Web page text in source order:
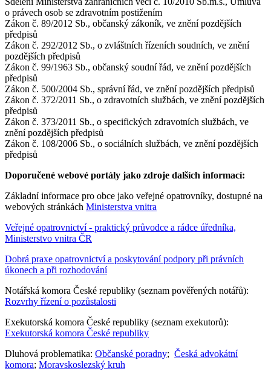
o právech osob se zdravotním postižením
Zákon č. 89/2012 Sb., občanský zákoník, ve znění pozdějších
předpisů
Zákon č. 292/2012 Sb., o zvláštních řízeních soudních, ve znění
pozdějších předpisů
Zákon č. 99/1963 Sb., občanský soudní řád, ve znění pozdějších
předpisů
Zákon č. 500/2004 Sb., správní řád, ve znění pozdějších předpisů
Zákon č. 372/2011 Sb., o zdravotních službách, ve znění pozdějších
předpisů
Zákon č. 373/2011 Sb., o specifických zdravotních službách, ve
znění pozdějších předpisů
Zákon č. 108/2006 Sb., o sociálních službách, ve znění pozdějších
předpisů
Doporučené webové portály jako zdroje dalších informací:
Základní informace pro obce jako veřejné opatrovníky, dostupné na
webových stránkách Ministerstva vnitra
Veřejné opatrovnictví - praktický průvodce a rádce úředníka,
Ministerstvo vnitra ČR
Dobrá praxe opatrovnictví a poskytování podpory při právních
úkonech a při rozhodování
Notářská komora České republiky (seznam pověřených notářů):
Rozvrhy řízení o pozůstalosti
Exekutorská komora České republiky (seznam exekutorů):
Exekutorská komora České republiky
Dluhová problematika: Občanské poradny; Česká advokátní
komora; Moravskoslezský kruh